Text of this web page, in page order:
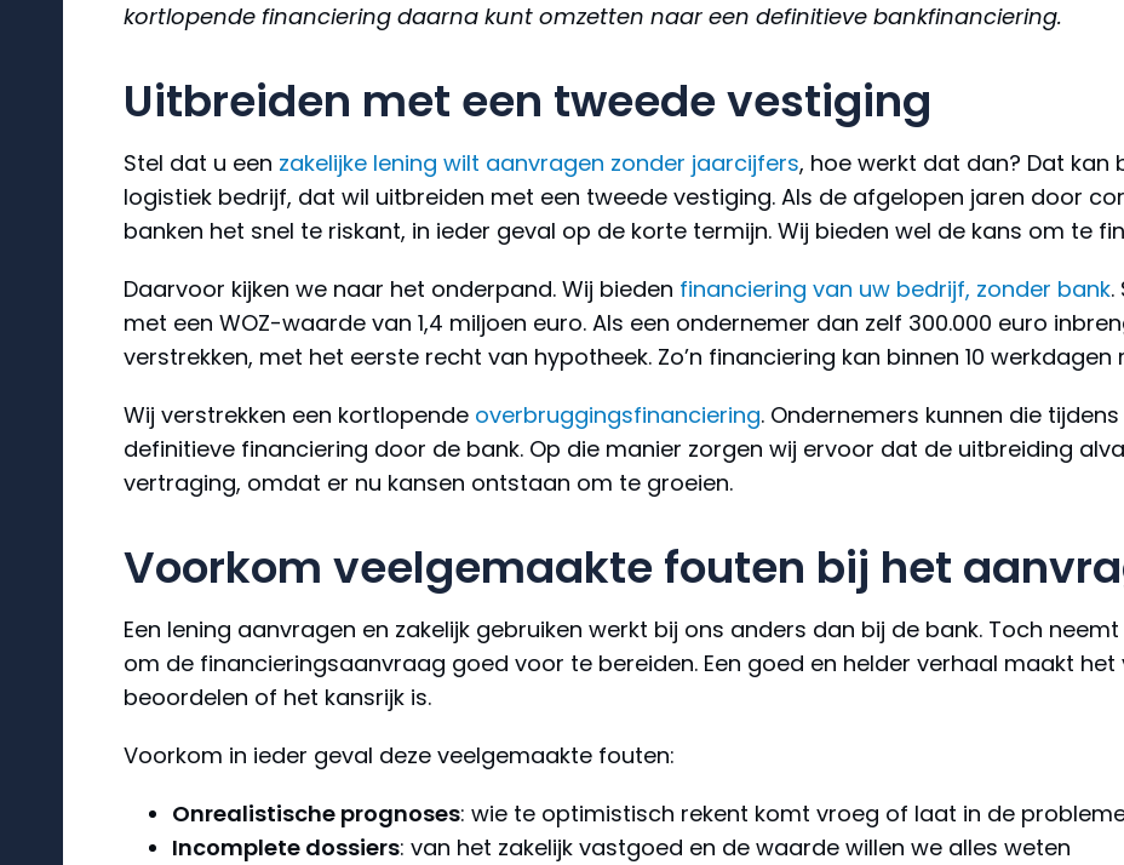
kortlopende financiering daarna kunt omzetten naar een definitieve bankfinanciering.
Uitbreiden met een tweede vestiging
Stel dat u een zakelijke lening wilt aanvragen zonder jaarcijfers, hoe werkt dat dan? Dat kan
logistiek bedrijf, dat wil uitbreiden met een tweede vestiging. Als de afgelopen jaren door
banken het snel te riskant, in ieder geval op de korte termijn. Wij bieden wel de kans om te
Daarvoor kijken we naar het onderpand. Wij bieden financiering van uw bedrijf, zonder bank.
met een WOZ-waarde van 1,4 miljoen euro. Als een ondernemer dan zelf 300.000 euro
verstrekken, met het eerste recht van hypotheek. Zo’n financiering kan binnen 10 werkdagen
Wij verstrekken een kortlopende overbruggingsfinanciering. Ondernemers kunnen die
definitieve financiering door de bank. Op die manier zorgen wij ervoor dat de uitbreiding
vertraging, omdat er nu kansen ontstaan om te groeien.
Voorkom veelgemaakte fouten bij het
Een lening aanvragen en zakelijk gebruiken werkt bij ons anders dan bij de bank. Toch
om de financieringsaanvraag goed voor te bereiden. Een goed en helder verhaal maakt
beoordelen of het kansrijk is.
Voorkom in ieder geval deze veelgemaakte fouten:
Onrealistische prognoses: wie te optimistisch rekent komt vroeg of laat in de
Incomplete dossiers: van het zakelijk vastgoed en de waarde willen we alles weten